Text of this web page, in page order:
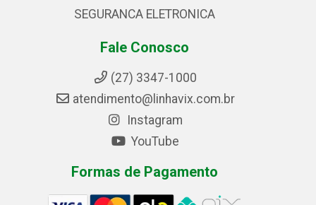
SEGURANCA ELETRONICA
Fale Conosco
(27) 3347-1000
atendimento@linhavix.com.br
Instagram
YouTube
Formas de Pagamento